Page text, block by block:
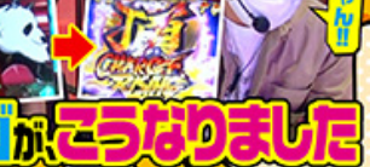
loading...